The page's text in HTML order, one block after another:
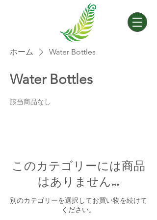
ホーム Water Bottles
Water Bottles
該当商品なし
このカテゴリーには商品
はありません…
別のカテゴリーを選択してお買い物を続けて
ください。